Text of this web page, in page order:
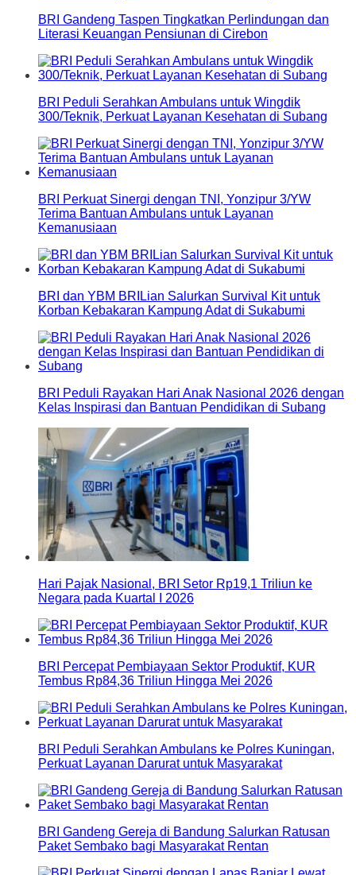
BRI Gandeng Taspen Tingkatkan Perlindungan dan
Literasi Keuangan Pensiunan di Cirebon
BRI Peduli Serahkan Ambulans untuk Wingdik
300/Teknik, Perkuat Layanan Kesehatan di Subang
BRI Perkuat Sinergi dengan TNI, Yonzipur 3/YW
Terima Bantuan Ambulans untuk Layanan
Kemanusiaan
BRI dan YBM BRILian Salurkan Survival Kit untuk
Korban Kebakaran Kampung Adat di Sukabumi
BRI Peduli Rayakan Hari Anak Nasional 2026 dengan
Kelas Inspirasi dan Bantuan Pendidikan di Subang
Hari Pajak Nasional, BRI Setor Rp19,1 Triliun ke
Negara pada Kuartal I 2026
BRI Percepat Pembiayaan Sektor Produktif, KUR
Tembus Rp84,36 Triliun Hingga Mei 2026
BRI Peduli Serahkan Ambulans ke Polres Kuningan,
Perkuat Layanan Darurat untuk Masyarakat
BRI Gandeng Gereja di Bandung Salurkan Ratusan
Paket Sembako bagi Masyarakat Rentan